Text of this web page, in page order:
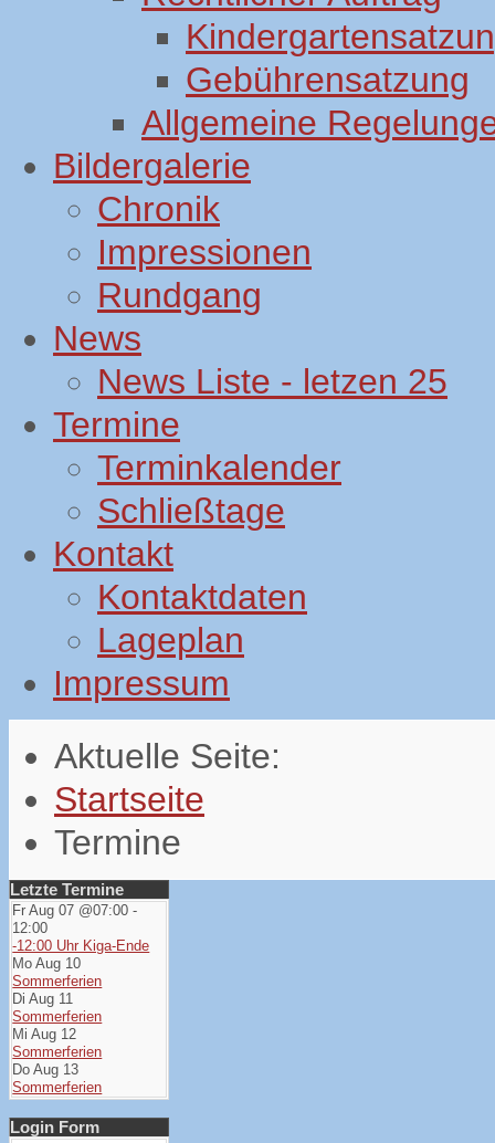
Gebührensatzung
Allgemeine
Bildergalerie
Chronik
Impressionen
Rundgang
News
News Liste - letzen 25
Termine
Terminkalender
Schließtage
Kontakt
Kontaktdaten
Lageplan
Impressum
Aktuelle Seite:
Startseite
Termine
Letzte Termine
Fr Aug 07 @07:00 -
12:00
-12:00 Uhr Kiga-Ende
Mo Aug 10
Sommerferien
Di Aug 11
Sommerferien
Mi Aug 12
Sommerferien
Do Aug 13
Sommerferien
Login Form